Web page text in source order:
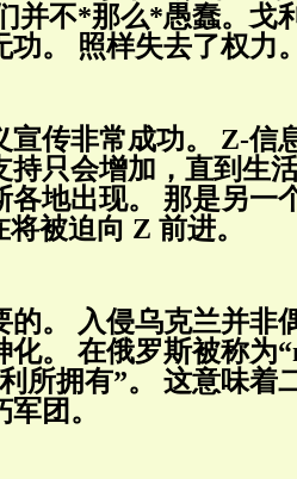
并不*那么*愚蠢。戈
。
照样失去了权力
传非常成功。 Z-信
持只会增加，直到生
地出现。
那是另一
将被迫向 Z 前进。
。
入侵乌克兰并非
。
在俄罗斯被称为
所拥有”。
这意味着
团。